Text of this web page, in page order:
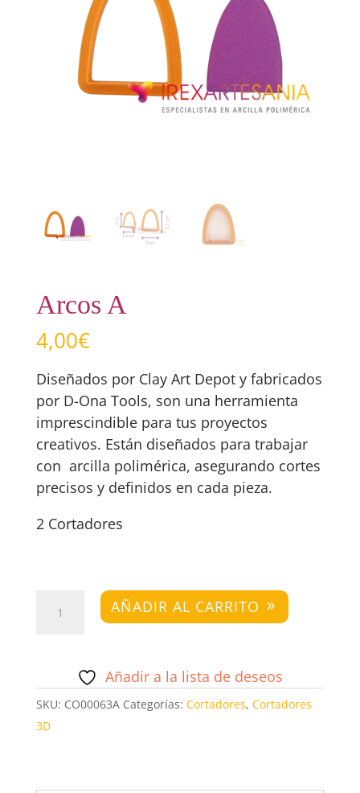
Arcos A
4,00€
Diseñados por Clay Art Depot y fabricados
por D-Ona Tools, son una herramienta
imprescindible para tus proyectos
creativos. Están diseñados para trabajar
con arcilla polimérica, asegurando cortes
precisos y definidos en cada pieza.
2 Cortadores
AÑADIR AL CARRITO
Añadir a la lista de deseos
SKU: CO00063A Categorías: Cortadores, Cortadores
3D